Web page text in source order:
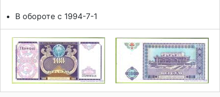
В обороте с 1994-7-1